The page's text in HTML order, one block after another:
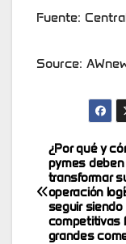
Fuente:
Source:
Post
¿Por qué y
pymes deben
transformar
operación
seguir siendo
competitivas
grandes